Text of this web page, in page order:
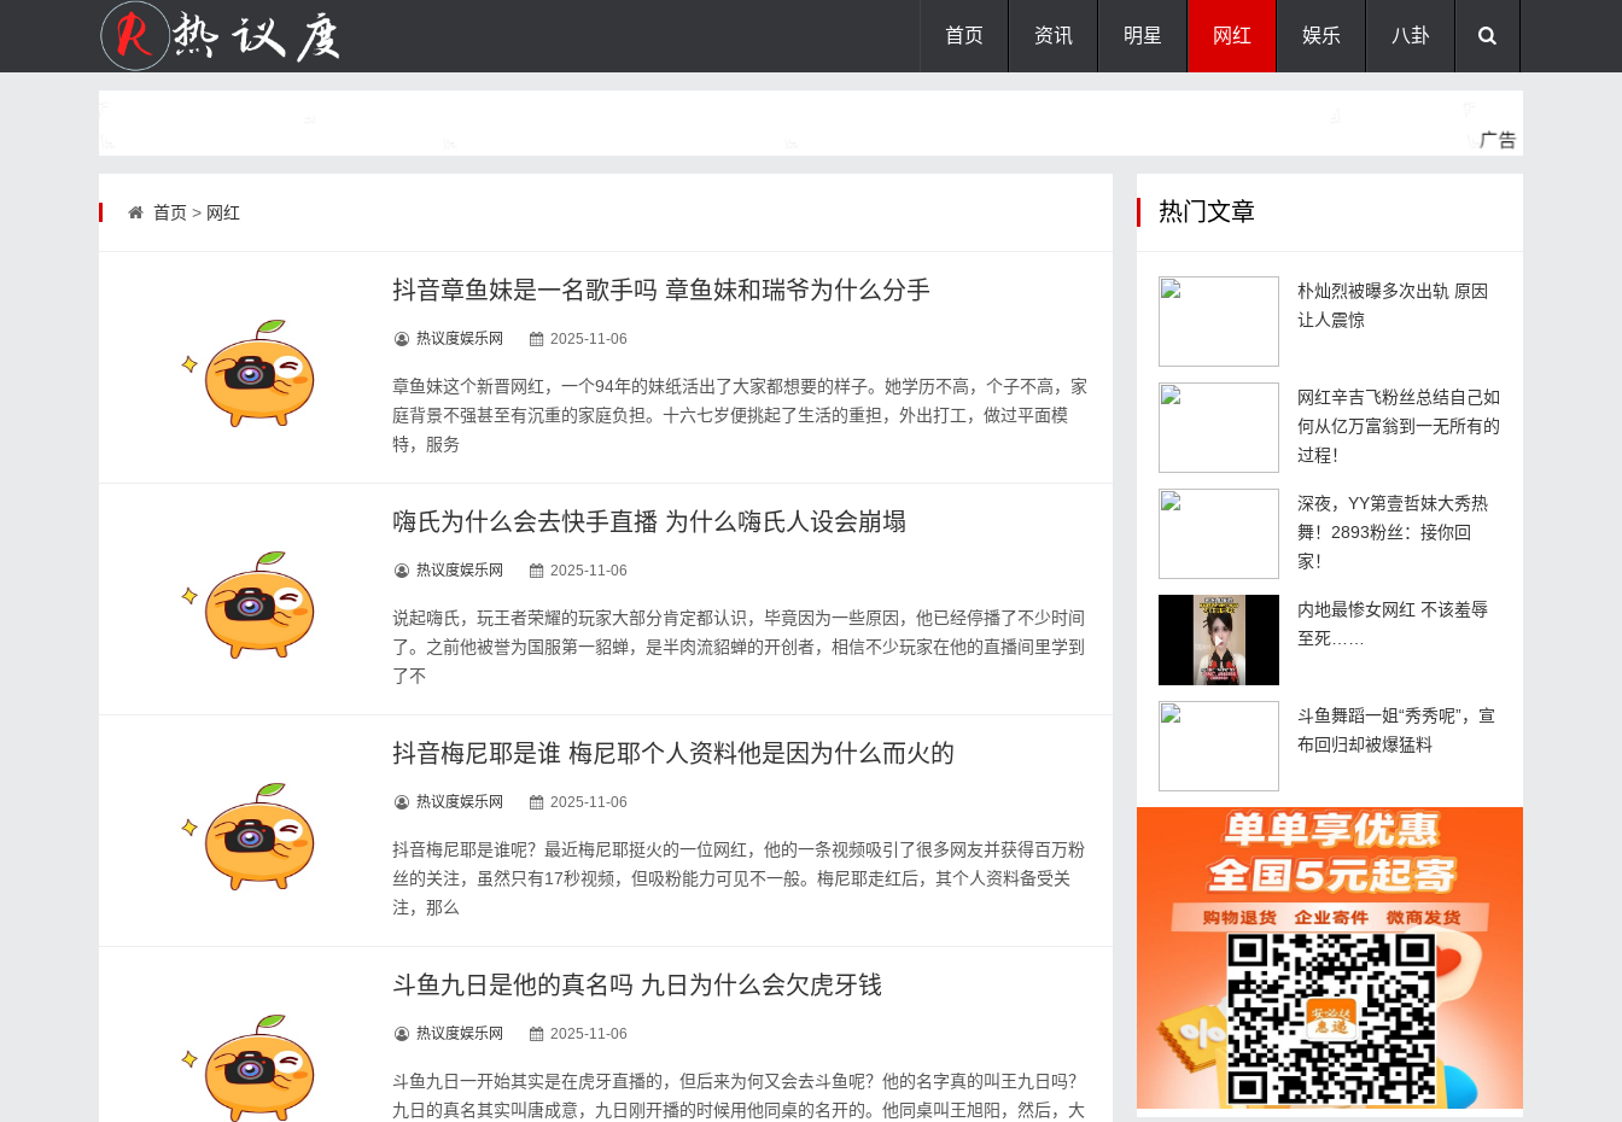
首页 资讯 明星 网红 娱乐 八卦
首页 > 网红
抖音章鱼妹是一名歌手吗 章鱼妹和瑞爷为什么分手
热议度娱乐网 2025-11-06
章鱼妹这个新晋网红，一个94年的妹纸活出了大家都想要的样子。她学历不高，个子不高，家
庭背景不强甚至有沉重的家庭负担。十六七岁便挑起了生活的重担，外出打工，做过平面模
特，服务
嗨氏为什么会去快手直播 为什么嗨氏人设会崩塌
热议度娱乐网 2025-11-06
说起嗨氏，玩王者荣耀的玩家大部分肯定都认识，毕竟因为一些原因，他已经停播了不少时间
了。之前他被誉为国服第一貂蝉，是半肉流貂蝉的开创者，相信不少玩家在他的直播间里学到
了不
抖音梅尼耶是谁 梅尼耶个人资料他是因为什么而火的
热议度娱乐网 2025-11-06
抖音梅尼耶是谁呢？最近梅尼耶挺火的一位网红，他的一条视频吸引了很多网友并获得百万粉
丝的关注，虽然只有17秒视频，但吸粉能力可见不一般。梅尼耶走红后，其个人资料备受关
注，那么
斗鱼九日是他的真名吗 九日为什么会欠虎牙钱
热议度娱乐网 2025-11-06
斗鱼九日一开始其实是在虎牙直播的，但后来为何又会去斗鱼呢？他的名字真的叫王九日吗？
九日的真名其实叫唐成意，九日刚开播的时候用他同桌的名开的。他同桌叫王旭阳，然后，大
热门文章
朴灿烈被曝多次出轨 原因
让人震惊
网红辛吉飞粉丝总结自己如
何从亿万富翁到一无所有的
过程！
深夜，YY第壹哲妹大秀热
舞！2893粉丝：接你回
家！
内地最惨女网红 不该羞辱
至死……
斗鱼舞蹈一姐“秀秀呢”，宣
布回归却被爆猛料